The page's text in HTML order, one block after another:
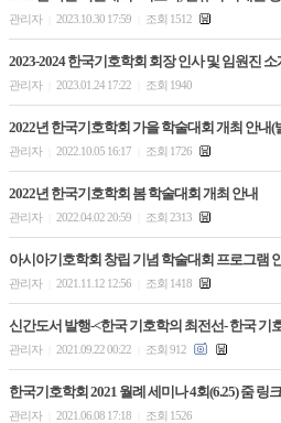
관리자 2023.10.30 17:59 조회 1512
2023-2024 한국기호학회 회장 인사 및 임원진 소
관리자 2023.01.24 17:22 조회 1940
2022년 한국기호학회 가을 학술대회 개최 안내(
관리자 2022.10.05 16:17 조회 1726
2022년 한국기호학회 봄 학술대회 개최 안내
관리자 2022.04.02 20:59 조회 2313
아시아기호학회 창립 기념 학술대회 프로그램
관리자 2021.11.12 12:56 조회 1418
신간도서 발행-<한국 기호학의 최전선- 한국 기
관리자 2021.09.22 00:22 조회 912
한국기호학회 2021 월례 세미나 4회(6.25) 줌 링
관리자 2021.06.08 17:18 조회 1526